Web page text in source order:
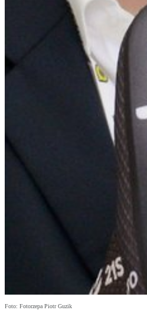
Foto: Fotorzepa Piotr Guzik